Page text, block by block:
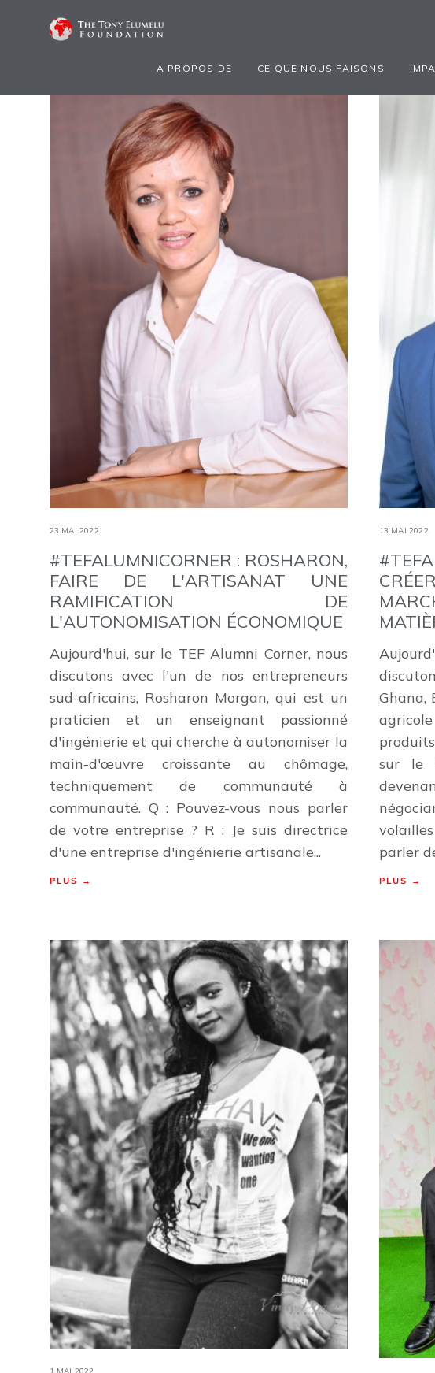
A PROPOS DE CE QUE NOUS FAISONS
23 MAI 2022
#TEFALUMNICORNER : ROSHARON,
FAIRE DE L'ARTISANAT UNE
RAMIFICATION DE
L'AUTONOMISATION ÉCONOMIQUE
Aujourd'hui, sur le TEF Alumni Corner, nous
discutons avec l'un de nos entrepreneurs
sud-africains, Rosharon Morgan, qui est un
praticien et un enseignant passionné
d'ingénierie et qui cherche à autonomiser la
main-d'œuvre croissante au chômage,
techniquement de communauté à
communauté. Q : Pouvez-vous nous parler
de votre entreprise ? R : Je suis directrice
d'une entreprise d'ingénierie artisanale...
PLUS →
13 MAI 2022
Ghana,
sur le
parler
PLUS →